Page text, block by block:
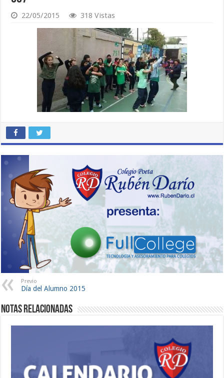
22/05/2015 318 Vistas
Previo
Día del Alumno 2015
Notas Relacionadas